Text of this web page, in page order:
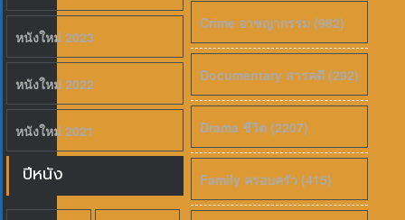
หนังใหม่ 2023
หนังใหม่ 2022
หนังใหม่ 2021
ปีหนัง
Crime อาชญากรรม (982)
Documentary สารคดี (292)
Drama ชีวิต (2207)
Family ครอบครัว (415)